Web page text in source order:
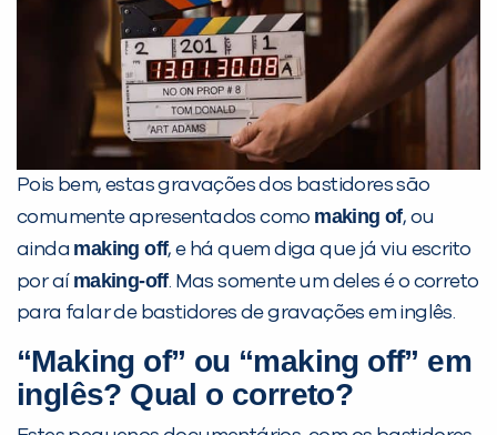
Pois bem, estas gravações dos bastidores são
comumente apresentados como making of, ou
ainda making off, e há quem diga que já viu escrito
por aí making-off. Mas somente um deles é o correto
para falar de bastidores de gravações em inglês.
“Making of” ou “making off” em
inglês? Qual o correto?
inFlux nesta cidade ou bairro que
você digitou.
Preencha com seus dados abaixo e
já vamos te colocar em contato
com a: